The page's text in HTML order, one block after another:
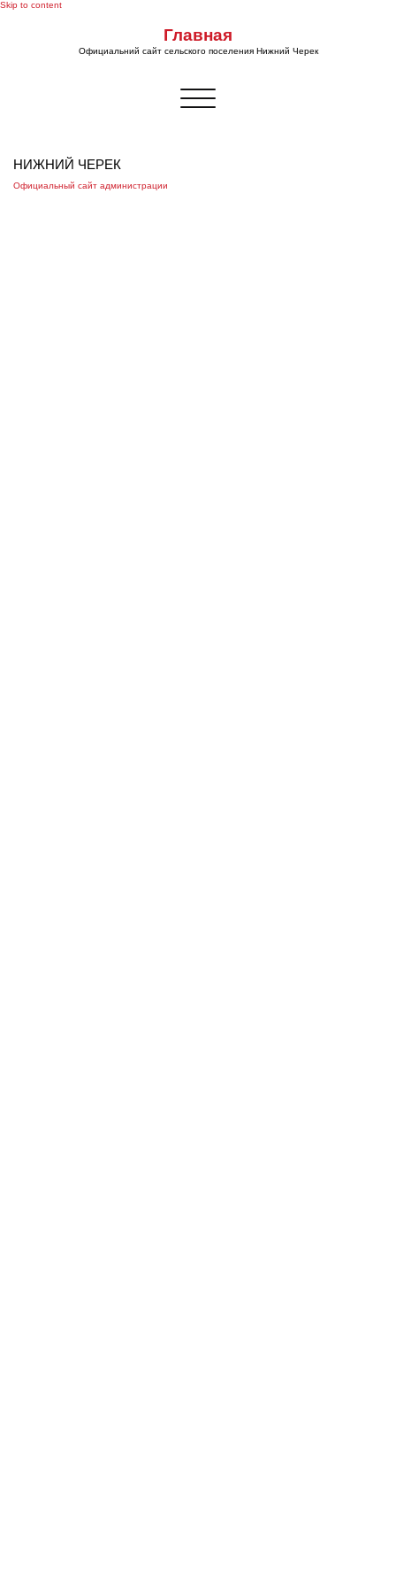
Skip to content
Главная
Официальний сайт сельского поселения Нижний Черек
Показать/
Скрыть
НИЖНИЙ ЧЕРЕК
Официальный сайт администрации